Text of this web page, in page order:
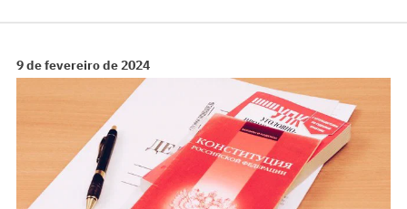
9 de fevereiro de 2024